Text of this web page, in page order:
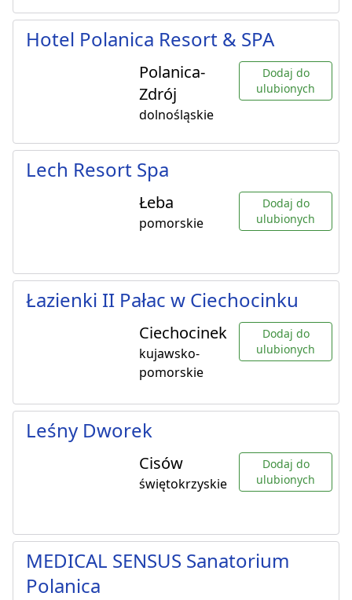
Hotel Polanica Resort & SPA
Polanica-
Zdrój
dolnośląskie
Dodaj do
ulubionych
Lech Resort Spa
Łeba
pomorskie
Dodaj do
ulubionych
Łazienki II Pałac w Ciechocinku
Ciechocinek
kujawsko-
pomorskie
Dodaj do
ulubionych
Leśny Dworek
Cisów
świętokrzyskie
Dodaj do
ulubionych
MEDICAL SENSUS Sanatorium
Polanica